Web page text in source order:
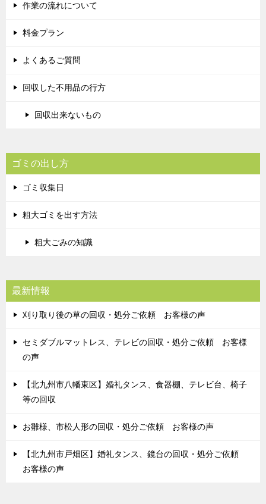
作業の流れについて
料金プラン
よくあるご質問
回収した不用品の行方
回収出来ないもの
ゴミの出し方
ゴミ収集日
粗大ゴミを出す方法
粗大ごみの知識
最新情報
刈り取り後の草の回収・処分ご依頼 お客様の声
セミダブルマットレス、テレビの回収・処分ご依頼 お客様
の声
【北九州市八幡東区】婚礼タンス、食器棚、テレビ台、椅子
等の回収
お雛様、市松人形の回収・処分ご依頼 お客様の声
【北九州市戸畑区】婚礼タンス、鏡台の回収・処分ご依頼
お客様の声